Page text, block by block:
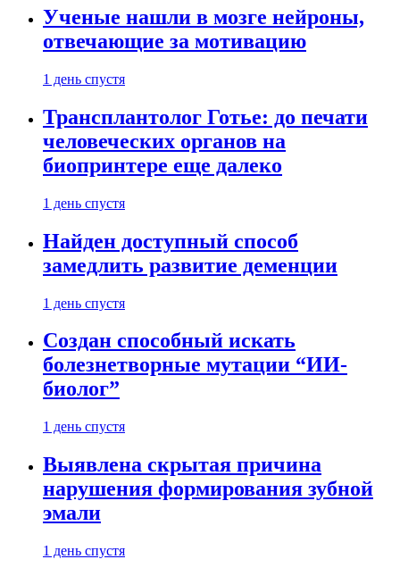
Ученые нашли в мозге нейроны,
отвечающие за мотивацию
1 день спустя
Трансплантолог Готье: до печати
человеческих органов на
биопринтере еще далеко
1 день спустя
Найден доступный способ
замедлить развитие деменции
1 день спустя
Создан способный искать
болезнетворные мутации “ИИ-
биолог”
1 день спустя
Выявлена скрытая причина
нарушения формирования зубной
эмали
1 день спустя